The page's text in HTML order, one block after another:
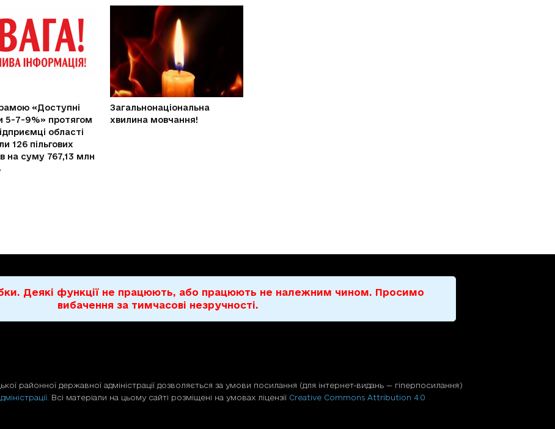
«Доступні
5-7-9%» протягом
області
126 пільгових
на суму 767,13 млн
Загальнонаціональна
хвилина мовчання!
Деякі функції не працюють, або працюють не належним чином. Просимо
вибачення за тимчасові незручності.
районної державної адміністрації дозволяється за умови посилання (для iнтернет-видань — гiперпосилання)
. Всі матеріали на цьому сайті розміщені на умовах ліцензії Creative Commons Attribution 4.0